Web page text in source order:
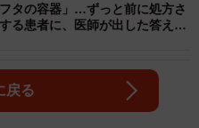
タの容器」…ずっと前に処方さ
る患者に、医師が出した答え
戻る